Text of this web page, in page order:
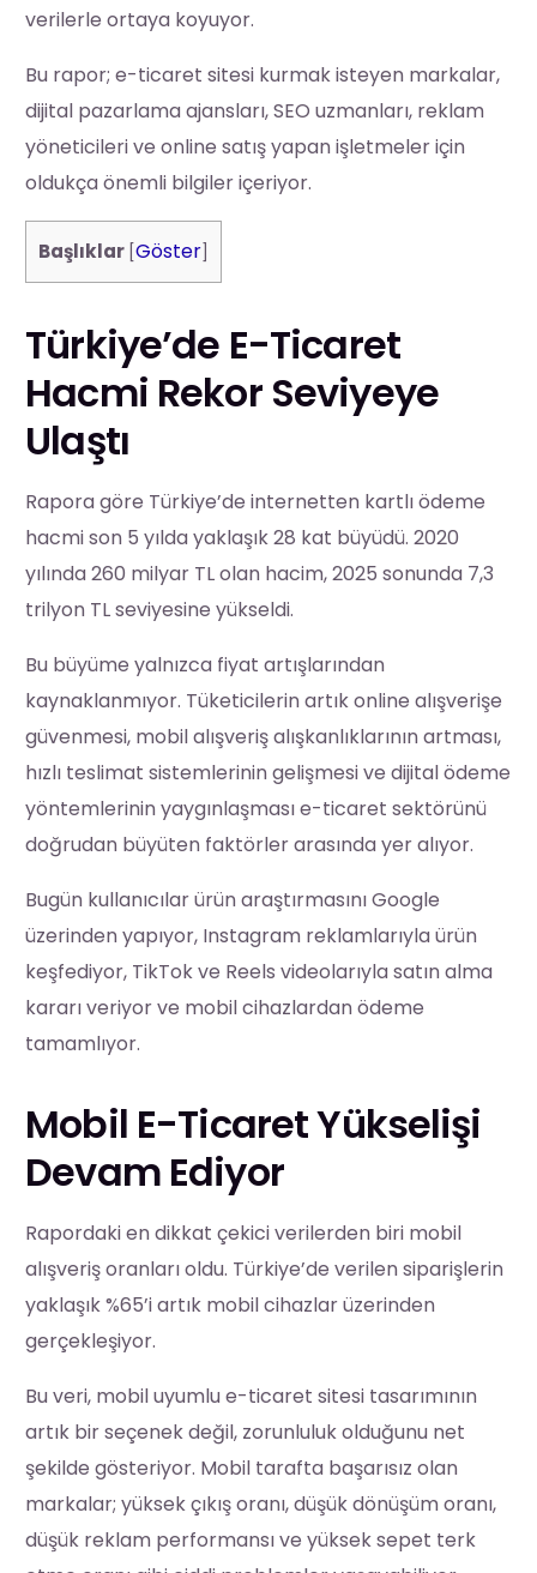
verilerle ortaya koyuyor.
Bu rapor; e-ticaret sitesi kurmak isteyen markalar,
dijital pazarlama ajansları, SEO uzmanları, reklam
yöneticileri ve online satış yapan işletmeler için
oldukça önemli bilgiler içeriyor.
Başlıklar [Göster
Türkiye’de E-Ticaret
Hacmi Rekor Seviyeye
Ulaştı
Rapora göre Türkiye’de internetten kartlı ödeme
hacmi son 5 yılda yaklaşık 28 kat büyüdü. 2020
yılında 260 milyar TL olan hacim, 2025 sonunda 7,3
trilyon TL seviyesine yükseldi.
Bu büyüme yalnızca fiyat artışlarından
kaynaklanmıyor. Tüketicilerin artık online alışverişe
güvenmesi, mobil alışveriş alışkanlıklarının artması,
hızlı teslimat sistemlerinin gelişmesi ve dijital ödeme
yöntemlerinin yaygınlaşması e-ticaret sektörünü
doğrudan büyüten faktörler arasında yer alıyor.
Bugün kullanıcılar ürün araştırmasını Google
üzerinden yapıyor, Instagram reklamlarıyla ürün
keşfediyor, TikTok ve Reels videolarıyla satın alma
kararı veriyor ve mobil cihazlardan ödeme
tamamlıyor.
Mobil E-Ticaret Yükselişi
Devam Ediyor
Rapordaki en dikkat çekici verilerden biri mobil
alışveriş oranları oldu. Türkiye’de verilen siparişlerin
yaklaşık %65’i artık mobil cihazlar üzerinden
gerçekleşiyor.
Bu veri, mobil uyumlu e-ticaret sitesi tasarımının
artık bir seçenek değil, zorunluluk olduğunu net
şekilde gösteriyor. Mobil tarafta başarısız olan
markalar; yüksek çıkış oranı, düşük dönüşüm oranı,
düşük reklam performansı ve yüksek sepet terk